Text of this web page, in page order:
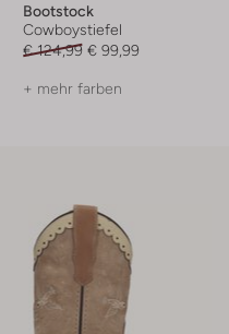
Bootstock
Cowboystiefel
€ 124,99 € 99,99
+ mehr farben